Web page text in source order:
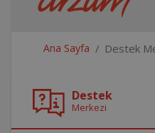
Ana Sayfa Destek
Destek
Merkezi